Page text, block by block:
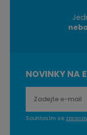
NOVINKY NA
Souhlasím se